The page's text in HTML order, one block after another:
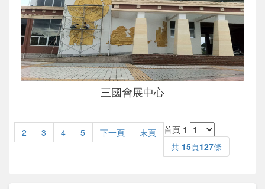
三國會展中心
首頁 1
2 3 4 5 下一頁
末頁
共 15頁127條